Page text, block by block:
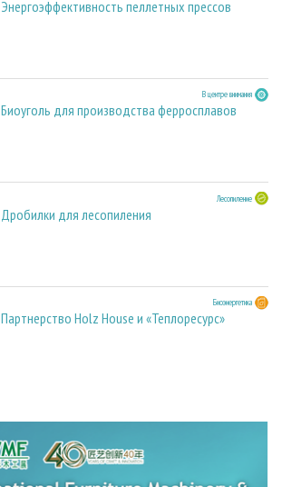
Энергоэффективность пеллетных прессов
В центре внимания
Биоуголь для производства ферросплавов
Лесопиление
Дробилки для лесопиления
Биоэнергетика
Партнерство Holz House и «Теплоресурс»